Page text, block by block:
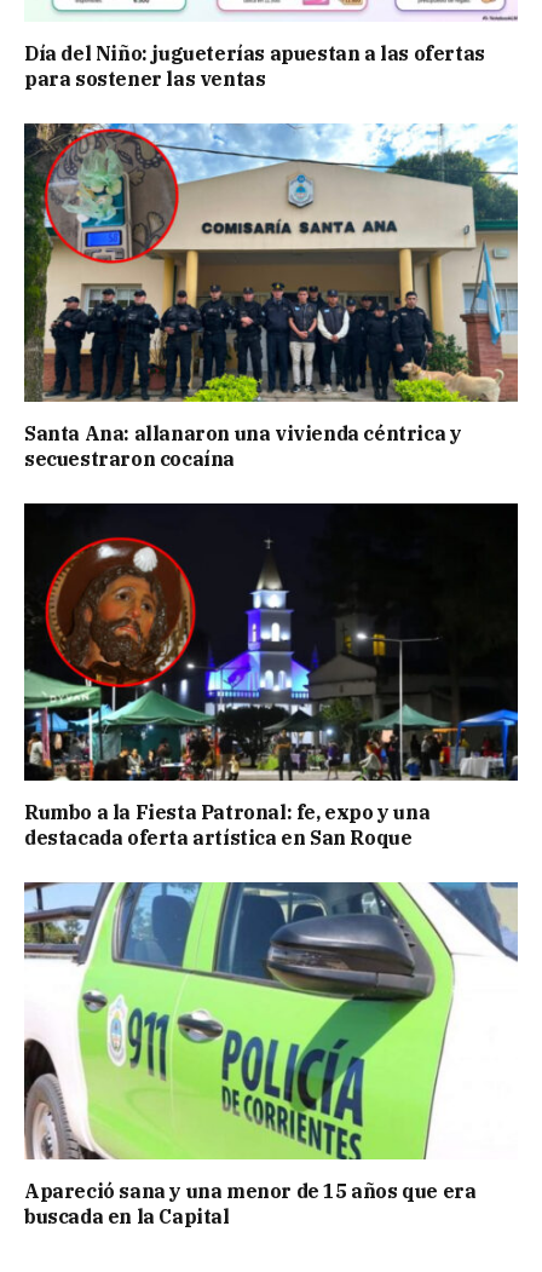
Día del Niño: jugueterías apuestan a las ofertas
para sostener las ventas
Santa Ana: allanaron una vivienda céntrica y
secuestraron cocaína
Rumbo a la Fiesta Patronal: fe, expo y una
destacada oferta artística en San Roque
Apareció sana y una menor de 15 años que era
buscada en la Capital